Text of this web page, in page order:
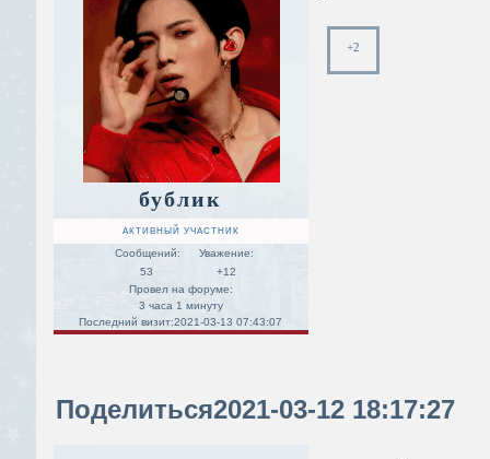
бублик
АКТИВНЫЙ УЧАСТНИК
Сообщений:
53
Уважение:
+12
Провел на форуме:
3 часа 1 минуту
Последний визит:2021-03-13 07:43:07
+2
Поделиться2021-03-12 18:17:27